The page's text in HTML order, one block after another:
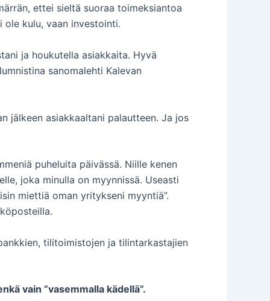
ettei sieltä suoraa toimeksiantoa
ole kulu, vaan investointi.
ja houkutella asiakkaita. Hyvä
sanomalehti Kalevan
jälkeen asiakkaaltani palautteen. Ja jos
puheluita päivässä. Niille kenen
joka minulla on myynnissä. Useasti
miettiä oman yritykseni myyntiä”.
tilitoimistojen ja tilintarkastajien
vain ”vasemmalla kädellä”.